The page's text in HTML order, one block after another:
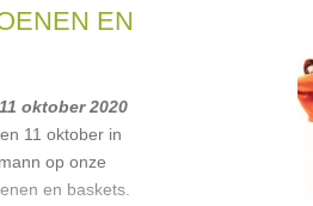
tot -70% wegens
aan
EN
oktober 2020
11 oktober in
op onze
en baskets.